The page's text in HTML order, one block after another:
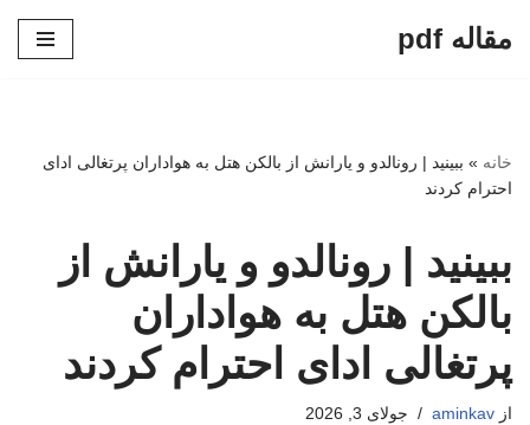
مقاله pdf
خانه » ببینید | رونالدو و یارانش از بالکن هتل به هواداران پرتغالی ادای
احترام کردند
ببینید | رونالدو و یارانش از
بالکن هتل به هواداران
پرتغالی ادای احترام کردند
از aminkav جولای 3, 2026